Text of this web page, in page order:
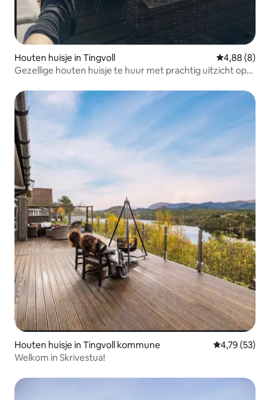
Houten huisje in Tingvoll Gemiddelde
4,88 (8)
Gezellige houten huisje te huur met prachtig uitzicht op
Houten huisje in Tingvoll kommune Gemiddelde
4,79 (53)
Welkom in Skrivestua!